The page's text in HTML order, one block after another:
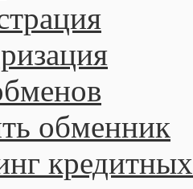
обменник
кредитных